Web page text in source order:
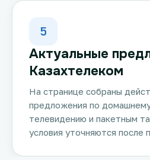
5
Актуальные
Казахтелеком
На странице собраны
предложения по
телевидению и пакетным
условия уточняются после